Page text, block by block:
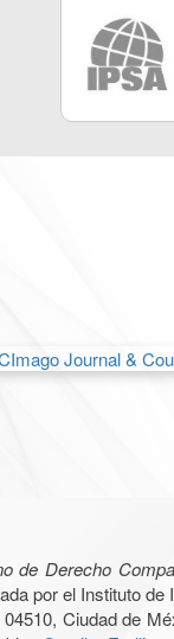
de Derecho
por el Instituto
Ciudad de